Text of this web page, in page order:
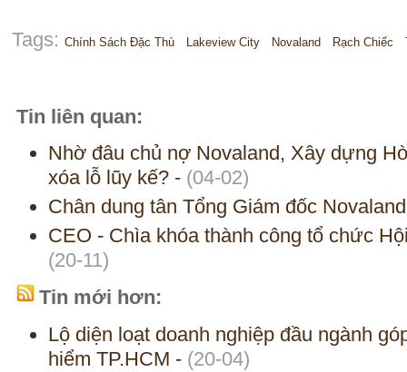
Tags: Chính Sách Đặc Thù Lakeview City Novaland Rạch Chiếc
Tin liên quan:
Nhờ đâu chủ nợ Novaland, Xây dựng
xóa lỗ lũy kế? - (04-02)
Chân dung tân Tổng Giám đốc Novaland
CEO - Chìa khóa thành công tổ chức
(20-11)
Tin mới hơn:
Lộ diện loạt doanh nghiệp đầu ngành
hiểm TP.HCM - (20-04)